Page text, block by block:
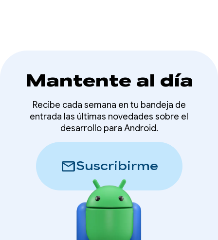
Mantente al día
Recibe cada semana en tu bandeja de
entrada las últimas novedades sobre el
desarrollo para Android.
mailSuscribirme